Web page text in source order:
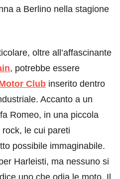
a Berlino nella stagione
oltre all’affascinante
, potrebbe essere
Club inserito dentro
Accanto a un
Romeo, in una piccola
rock, le cui pareti
possibile immaginabile.
Harleisti, ma nessuno si
uno che odia le moto. Il